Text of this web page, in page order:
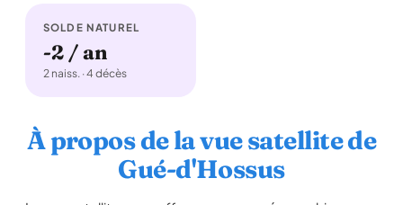
SOLDE NATUREL
-2 / an
2 naiss. · 4 décès
À propos de la vue satellite de
Gué-d'Hossus